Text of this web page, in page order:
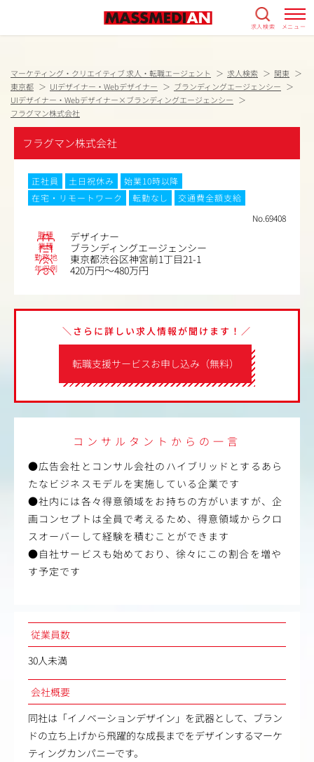
求人検索 メニュー
マーケティング・クリエイティブ 求人・転職エージェント 求人検索
関東
東京都
UIデザイナー・Webデザイナー
ブランディングエージェンシー
UIデザイナー・Webデザイナー×ブランディングエージェンシー
フラグマン株式会社
フラグマン株式会社
正社員 土日祝休み
始業10時以降
在宅・リモートワーク
転勤なし
交通費全額支給
No.69408
職種 デザイナー
業種 ブランディングエージェンシー
勤務地 東京都渋谷区神宮前1丁目21-1
年収例 420万円～480万円
転職支援サービスお申し込み（無料）
＼さらに詳しい求人情報が聞けます！／
コンサルタントからの一言
●広告会社とコンサル会社のハイブリッドとするあら
たなビジネスモデルを実施している企業です
●社内には各々得意領域をお持ちの方がいますが、企
画コンセプトは全員で考えるため、得意領域からクロ
スオーバーして経験を積むことができます
●自社サービスも始めており、徐々にこの割合を増や
す予定です
従業員数
30人未満
会社概要
同社は「イノベーションデザイン」を武器として、ブラン
ドの立ち上げから飛躍的な成長までをデザインするマーケ
ティングカンパニーです。